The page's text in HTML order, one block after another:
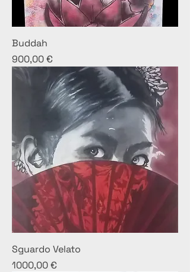
Buddah
Prezzo
900,00 €
Sguardo Velato
Prezzo
1000,00 €